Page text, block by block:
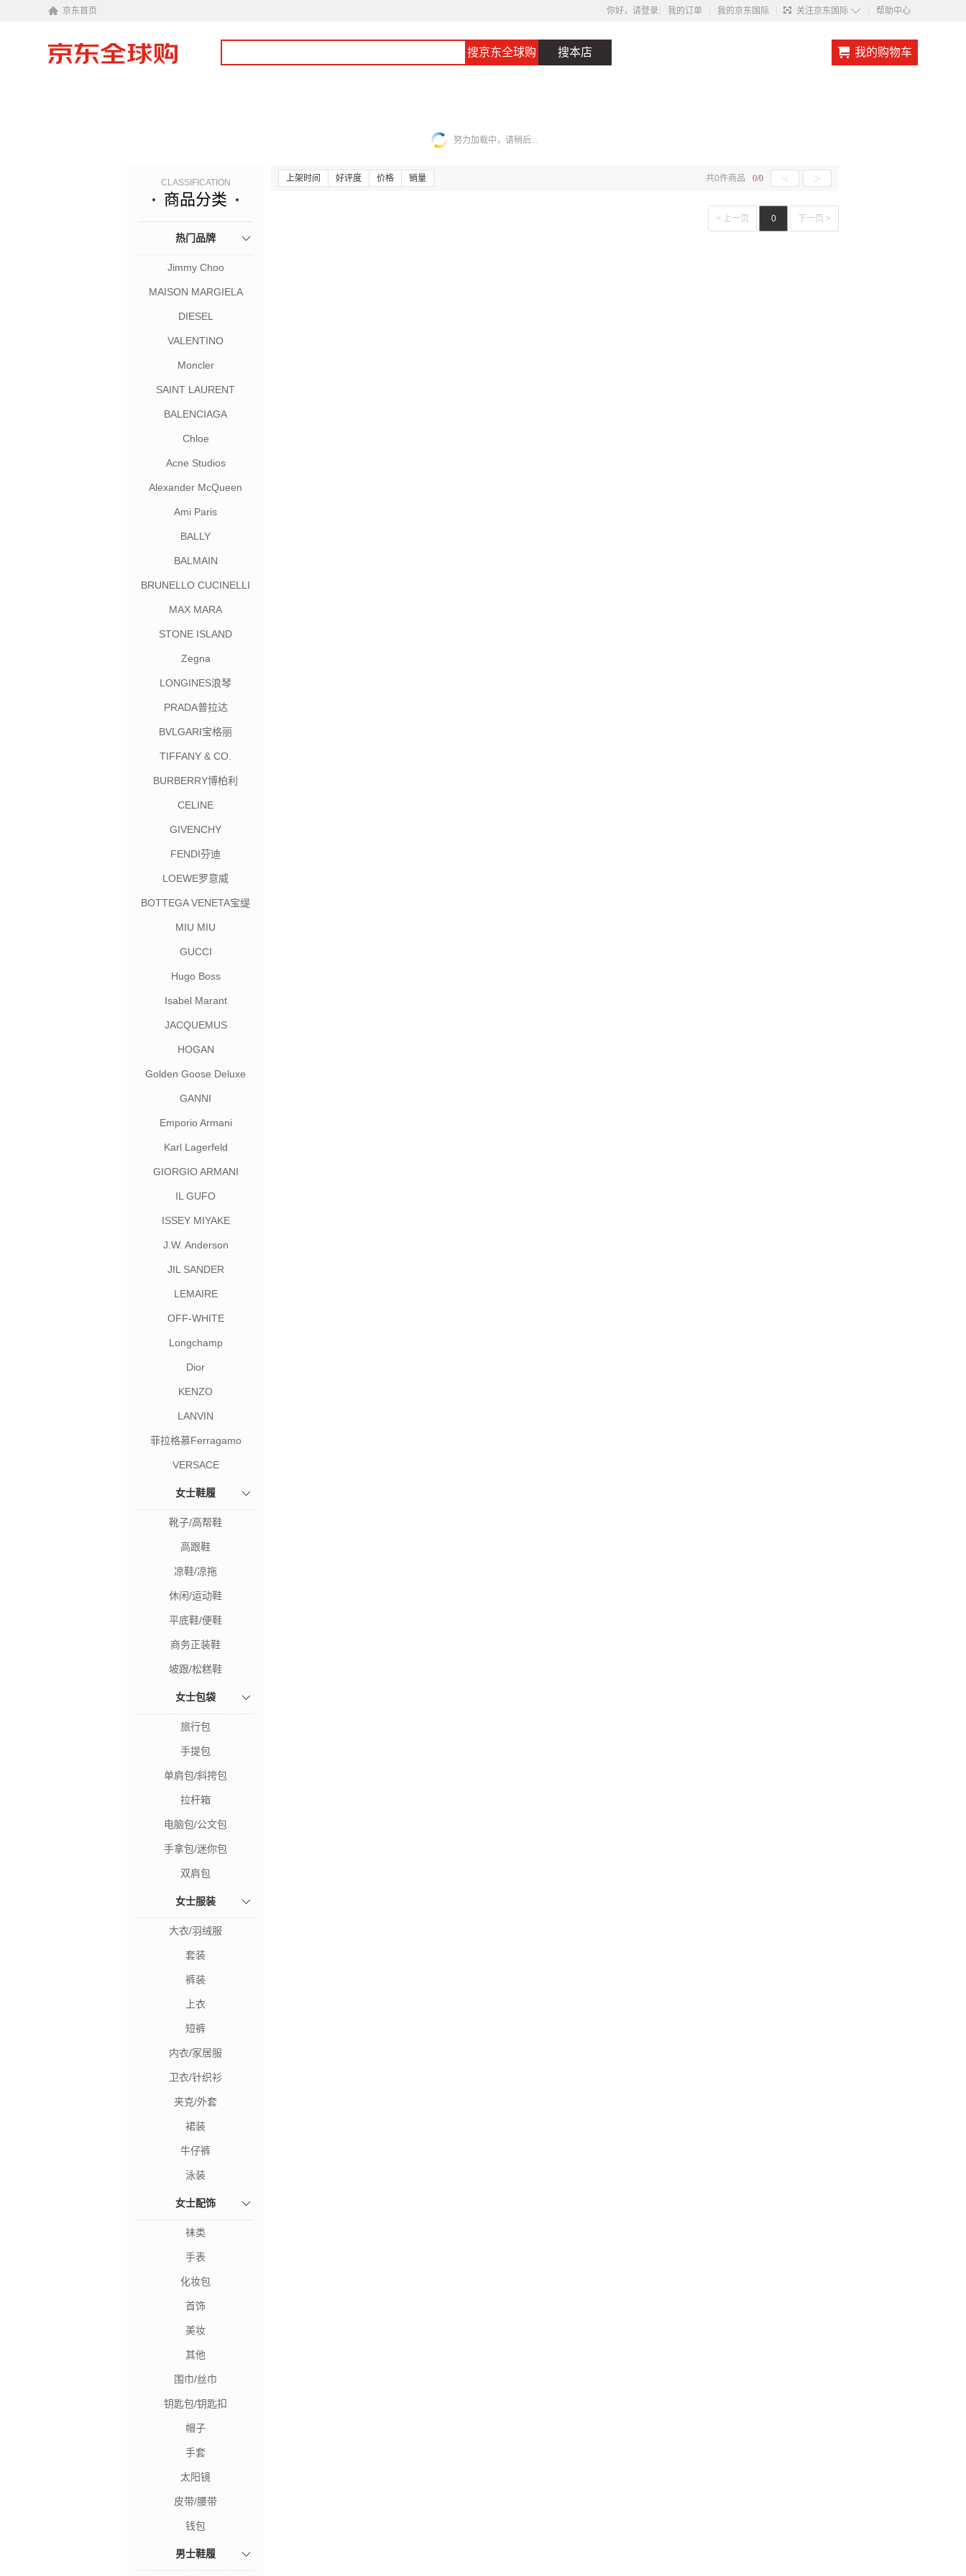
京东首页 你好，请登录 我的订单 我的京东国际 关注京东国际 ◇ 帮助中心
搜京东全球购 搜本店 我的购物车
努力加载中，请稍后...
CLASSIFICATION
商品分类
热门品牌
Jimmy Choo
MAISON MARGIELA
DIESEL
VALENTINO
Moncler
SAINT LAURENT
BALENCIAGA
Chloe
Acne Studios
Alexander McQueen
Ami Paris
BALLY
BALMAIN
BRUNELLO CUCINELLI
MAX MARA
STONE ISLAND
Zegna
LONGINES浪琴
PRADA普拉达
BVLGARI宝格丽
TIFFANY & CO.
BURBERRY博柏利
CELINE
GIVENCHY
FENDI芬迪
LOEWE罗意威
BOTTEGA VENETA宝缇
MIU MIU
GUCCI
Hugo Boss
Isabel Marant
JACQUEMUS
HOGAN
Golden Goose Deluxe
GANNI
Emporio Armani
Karl Lagerfeld
GIORGIO ARMANI
IL GUFO
ISSEY MIYAKE
J.W. Anderson
JIL SANDER
LEMAIRE
OFF-WHITE
Longchamp
Dior
KENZO
LANVIN
菲拉格慕Ferragamo
VERSACE
女士鞋履
靴子/高帮鞋
高跟鞋
凉鞋/凉拖
休闲/运动鞋
平底鞋/便鞋
商务正装鞋
坡跟/松糕鞋
女士包袋
旅行包
手提包
单肩包/斜挎包
拉杆箱
电脑包/公文包
手拿包/迷你包
双肩包
女士服装
大衣/羽绒服
套装
裤装
上衣
短裤
内衣/家居服
卫衣/针织衫
夹克/外套
裙装
牛仔裤
泳装
女士配饰
袜类
手表
化妆包
首饰
美妆
其他
围巾/丝巾
钥匙包/钥匙扣
帽子
手套
太阳镜
皮带/腰带
钱包
男士鞋履
上架时间 好评度 价格 销量 0/0 < >
共0件商品
< 上一页 0 下一页 >